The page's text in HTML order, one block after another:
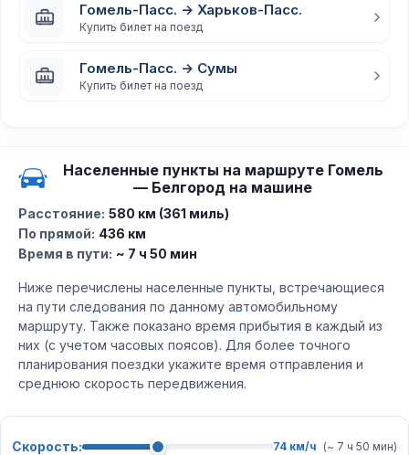
Гомель-Пасс. → Харьков-Пасс.
Купить билет на поезд
Гомель-Пасс. → Сумы
Купить билет на поезд
Населенные пункты на маршруте Гомель
— Белгород на машине
Расстояние: 580 км (361 миль)
По прямой: 436 км
Время в пути: ~ 7 ч 50 мин
Ниже перечислены населенные пункты, встречающиеся
на пути следования по данному автомобильному
маршруту. Также показано время прибытия в каждый из
них (с учетом часовых поясов). Для более точного
планирования поездки укажите время отправления и
среднюю скорость передвижения.
Скорость: 74 км/ч (~ 7 ч 50 мин)